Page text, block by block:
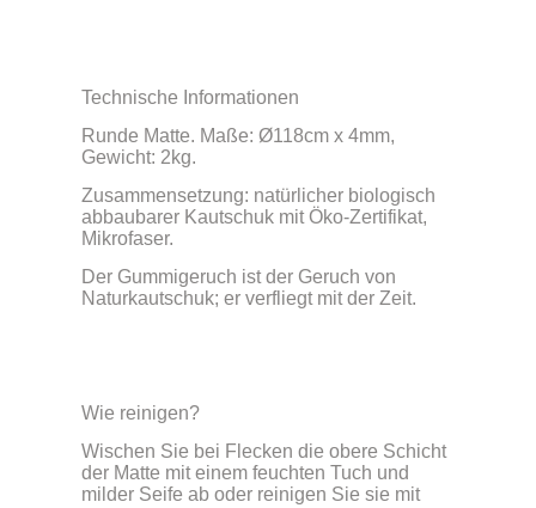
Technische Informationen
Runde Matte. Maße: Ø118cm x 4mm,
Gewicht: 2kg.
Zusammensetzung: natürlicher biologisch
abbaubarer Kautschuk mit Öko-Zertifikat,
Mikrofaser.
Der Gummigeruch ist der Geruch von
Naturkautschuk; er verfliegt mit der Zeit.
Wie reinigen?
Wischen Sie bei Flecken die obere Schicht
der Matte mit einem feuchten Tuch und
milder Seife ab oder reinigen Sie sie mit